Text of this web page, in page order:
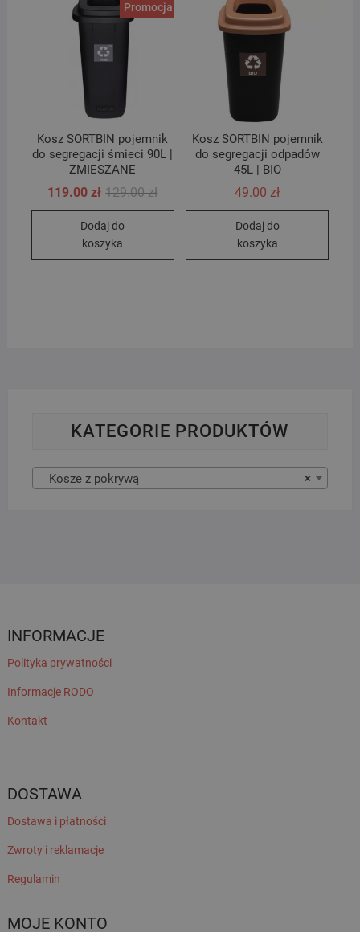
Promocja!
Kosz SORTBIN pojemnik
do segregacji śmieci 90L |
ZMIESZANE
129.00złPierwotna
119.00zł
Aktualna
Dodaj do
koszyka
Kosz SORTBIN pojemnik
do segregacji odpadów
45L | BIO
49.00zł
Dodaj do
koszyka
KATEGORIE PRODUKTÓW
×
Kosze z pokrywą
INFORMACJE
Polityka prywatności
Informacje RODO
Kontakt
DOSTAWA
Dostawa i płatności
Zwroty i reklamacje
Regulamin
MOJE KONTO